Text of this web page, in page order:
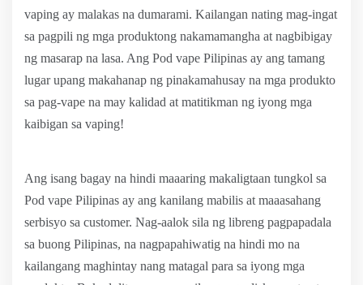
vaping ay malakas na dumarami. Kailangan nating mag-ingat
sa pagpili ng mga produktong nakamamangha at nagbibigay
ng masarap na lasa. Ang Pod vape Pilipinas ay ang tamang
lugar upang makahanap ng pinakamahusay na mga produkto
sa pag-vape na may kalidad at matitikman ng iyong mga
kaibigan sa vaping!
Ang isang bagay na hindi maaaring makaligtaan tungkol sa
Pod vape Pilipinas ay ang kanilang mabilis at maaasahang
serbisyo sa customer. Nag-aalok sila ng libreng pagpapadala
sa buong Pilipinas, na nagpapahiwatig na hindi mo na
kailangang maghintay nang matagal para sa iyong mga